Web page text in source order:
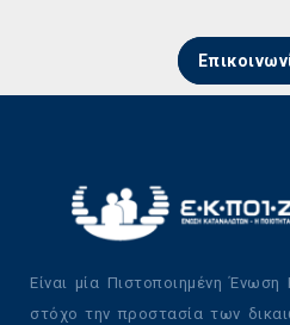
Είναι μία Πιστοποιημένη
στόχο την προστασία των